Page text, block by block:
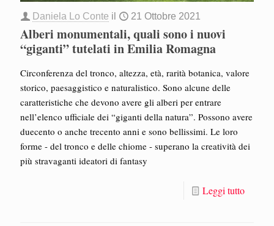
Daniela Lo Conte il 21 Ottobre 2021
Alberi monumentali, quali sono i nuovi
“giganti” tutelati in Emilia Romagna
Circonferenza del tronco, altezza, età, rarità botanica, valore
storico, paesaggistico e naturalistico. Sono alcune delle
caratteristiche che devono avere gli alberi per entrare
nell’elenco ufficiale dei “giganti della natura”. Possono avere
duecento o anche trecento anni e sono bellissimi. Le loro
forme - del tronco e delle chiome - superano la creatività dei
più stravaganti ideatori di fantasy
Leggi tutto